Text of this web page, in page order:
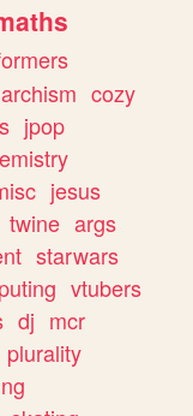
cozy
jpop
jesus
twine args
starwars
vtubers
dj mcr
plurality